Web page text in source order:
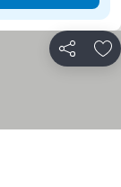
Compartir